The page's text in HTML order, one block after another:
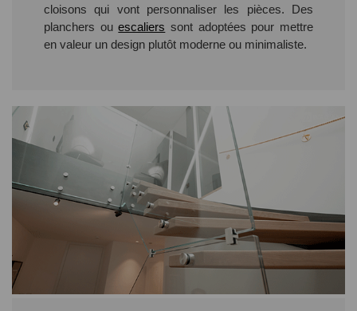
cloisons qui vont personnaliser les pièces. Des
planchers ouescaliers sont adoptées pour mettre
en valeur un design plutôt moderne ou minimaliste.